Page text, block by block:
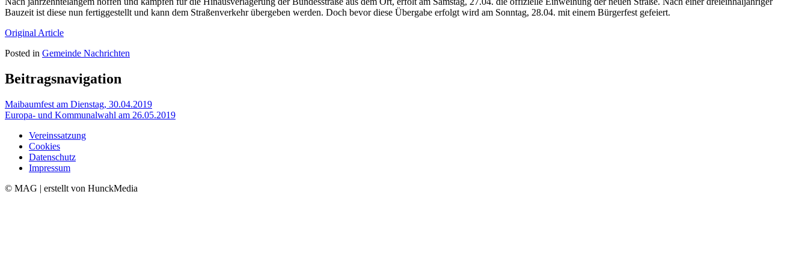
Bauzeit ist diese nun fertiggestellt und kann dem Straßenverkehr übergeben werden. Doch bevor diese Übergabe erfolgt wird am Sonntag, 28.04. mit einem Bürgerfest gefeiert.
Original Article
Posted in Gemeinde Nachrichten
Beitragsnavigation
Maibaumfest am Dienstag, 30.04.2019
Europa- und Kommunalwahl am 26.05.2019
Vereinssatzung
Cookies
Datenschutz
Impressum
© MAG | erstellt von HunckMedia